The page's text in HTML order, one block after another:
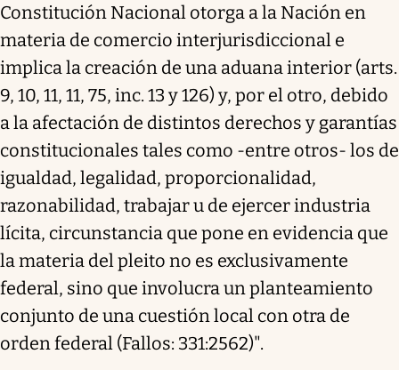
Constitución Nacional otorga a la Nación en
materia de comercio interjurisdiccional e
implica la creación de una aduana interior (arts.
9, 10, 11, 11, 75, inc. 13 y 126) y, por el otro, debido
a la afectación de distintos derechos y garantías
constitucionales tales como -entre otros- los de
igualdad, legalidad, proporcionalidad,
razonabilidad, trabajar u de ejercer industria
lícita, circunstancia que pone en evidencia que
la materia del pleito no es exclusivamente
federal, sino que involucra un planteamiento
conjunto de una cuestión local con otra de
orden federal (Fallos: 331:2562)".